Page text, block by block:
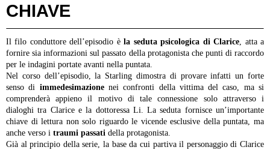
CHIAVE
Il filo conduttore dell’episodio èla seduta psicologica di Clarice , atta a
fornire sia informazioni sul passato della protagonista che punti di raccordo
per le indagini portate avanti nella puntata.
Nel corso dell’episodio, la Starling dimostra di provare infatti un forte
senso di immedesimazionenei confronti della vittima del caso, ma si
comprenderà appieno il motivo di tale connessione solo attraverso i
dialoghi tra Clarice e la dottoressa Li. La seduta fornisce un’importante
chiave di lettura non solo riguardo le vicende esclusive della puntata, ma
anche verso i traumi passati della protagonista.
Già al principio della serie, la base da cui partiva il personaggio di Clarice